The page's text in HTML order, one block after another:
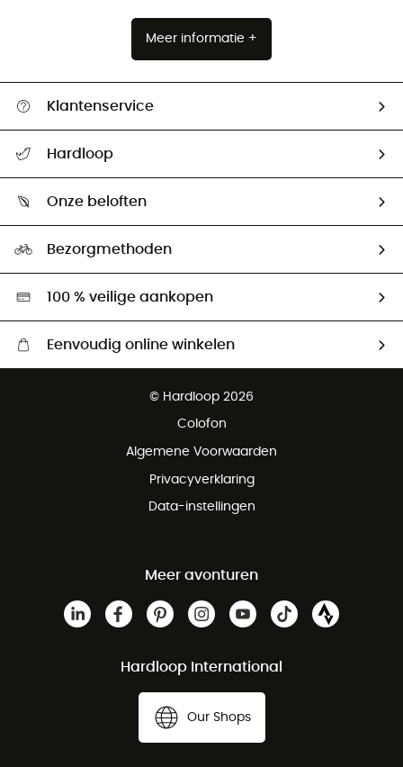
Meer informatie +
Klantenservice
Mijn zending volgen
Retourzendingen & Terugbetalingen
Hardloop
Ambassadeurs
Onze beloften
Hardgreen
Bezorgmethoden
100 % veilige aankopen
Eenvoudig online winkelen
Gratis retourneren binnen 100 dagen
© Hardloop 2026
Colofon
Algemene Voorwaarden
Privacyverklaring
Data-instellingen
Meer avonturen
Hardloop International
Our Shops